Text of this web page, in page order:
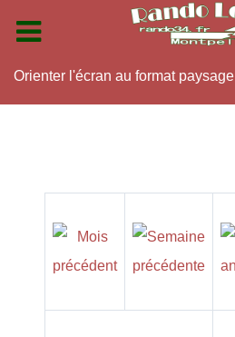
Orienter l'écran au format paysage